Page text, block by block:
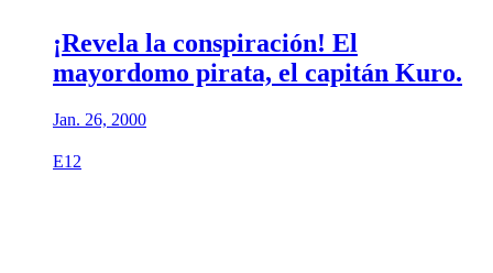
¡Revela la conspiración! El
mayordomo pirata, el capitán Kuro.
Jan. 26, 2000
E12